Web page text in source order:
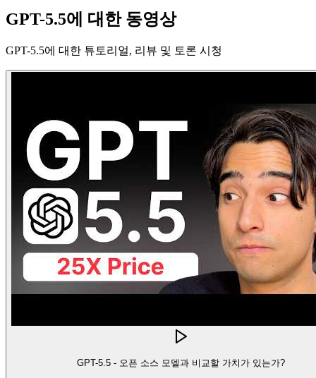
GPT-5.5에 대한 동영상
GPT-5.5에 대한 튜토리얼, 리뷰 및 토론 시청
GPT-5.5 - 오픈 소스 모델과 비교할 가치가 있는가?